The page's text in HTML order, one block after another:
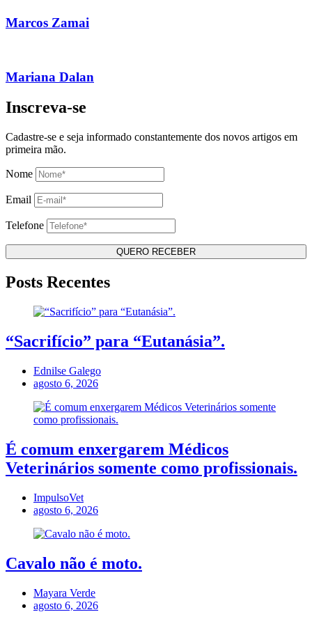
Marcos Zamai
Mariana Dalan
Inscreva-se
Cadastre-se e seja informado constantemente dos novos artigos em
primeira mão.
Nome
Email
Telefone
Posts Recentes
“Sacrifício” para “Eutanásia”.
Ednilse Galego
agosto 6, 2026
É comum enxergarem Médicos
Veterinários somente como profissionais.
ImpulsoVet
agosto 6, 2026
Cavalo não é moto.
Mayara Verde
agosto 6, 2026